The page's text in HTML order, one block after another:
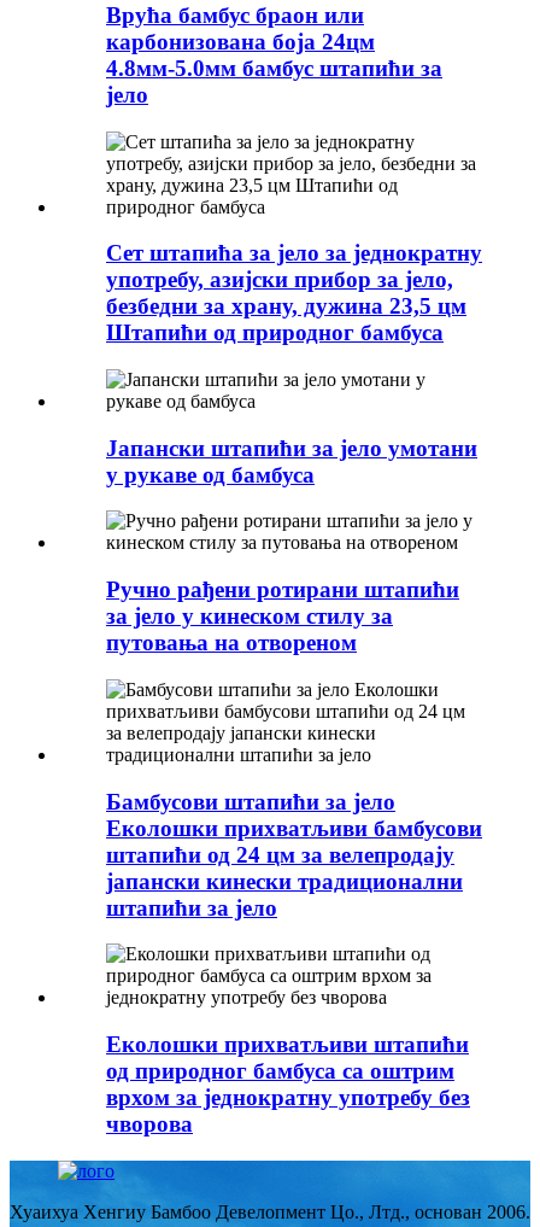
Врућа бамбус браон или
карбонизована боја 24цм
4.8мм-5.0мм бамбус штапићи за
јело
Сет штапића за јело за једнократну
употребу, азијски прибор за јело,
безбедни за храну, дужина 23,5 цм
Штапићи од природног бамбуса
Јапански штапићи за јело умотани
у рукаве од бамбуса
Ручно рађени ротирани штапићи
за јело у кинеском стилу за
путовања на отвореном
Бамбусови штапићи за јело
Еколошки прихватљиви бамбусови
штапићи од 24 цм за велепродају
јапански кинески традиционални
штапићи за јело
Еколошки прихватљиви штапићи
од природног бамбуса са оштрим
врхом за једнократну употребу без
чворова
Хуаихуа Хенгиу Бамбоо Девелопмент Цо., Лтд., основан 2006.